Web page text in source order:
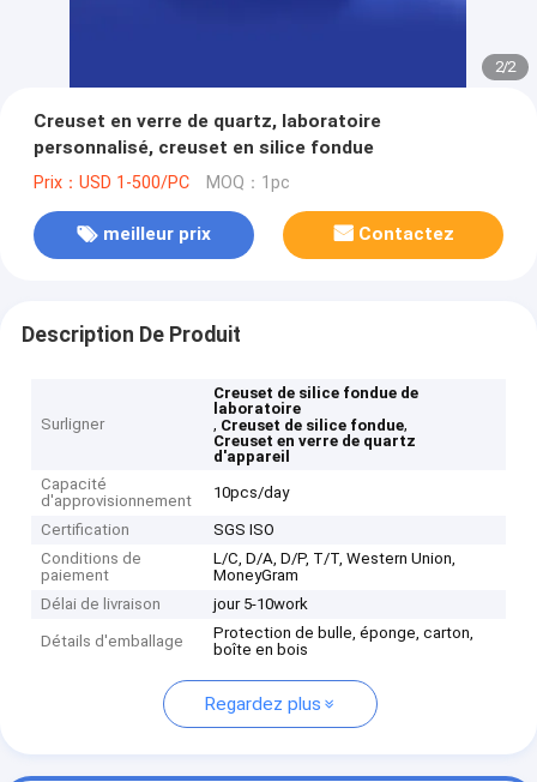
2/2
Creuset en verre de quartz, laboratoire
personnalisé, creuset en silice fondue
Prix：USD 1-500/PC MOQ：1pc
meilleur prix Contactez
Description De Produit
Surligner
Creuset de silice fondue de
laboratoire
, Creuset de silice fondue,
Creuset en verre de quartz
d'appareil
Capacité
d'approvisionnement
10pcs/day
Certification
SGS ISO
Conditions de
paiement
L/C, D/A, D/P, T/T, Western Union,
MoneyGram
Délai de livraison
jour 5-10work
Détails d'emballage
Protection de bulle, éponge, carton,
boîte en bois
Regardez plus